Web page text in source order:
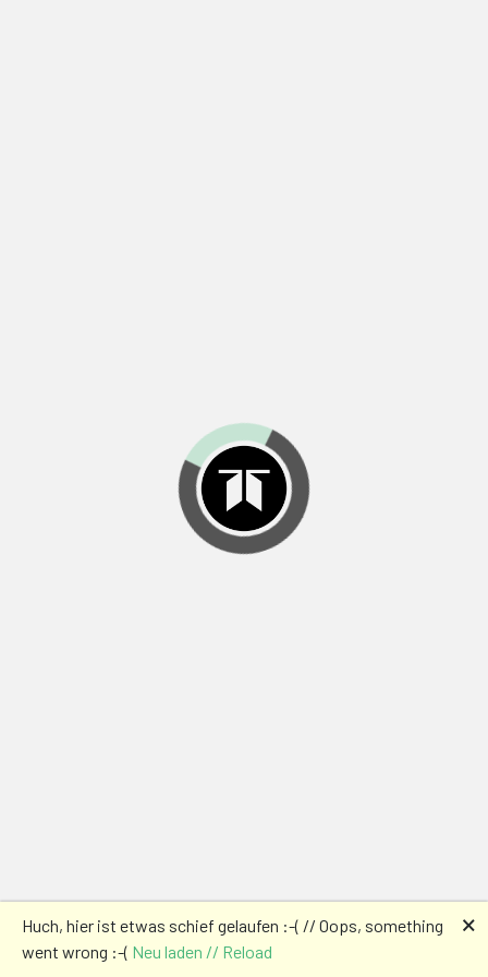
Huch, hier ist etwas schief gelaufen :-( // Oops, something
went wrong :-( Neu laden // Reload
🗙